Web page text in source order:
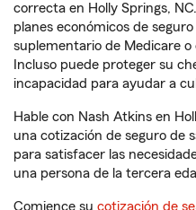
correcta en Holly Springs,
planes económicos de
suplementario de Medicare
Incluso puede proteger su
incapacidad para ayudar a
Hable con Nash Atkins en
una cotización de seguro de
para satisfacer las
una persona de la tercera
Comience su cotización de